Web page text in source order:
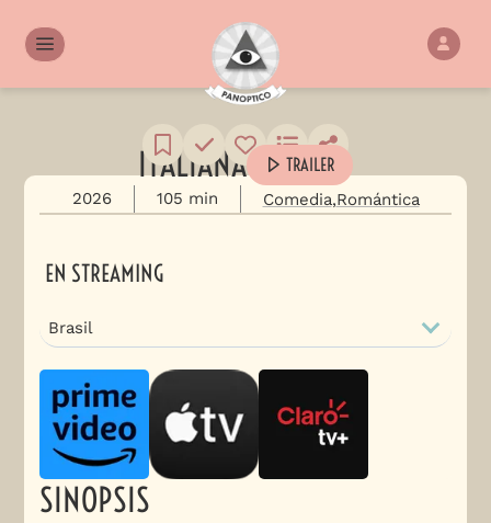
ITALIANA TRAILER
2026 105 min Comedia Romántica
SINOPSIS
EN STREAMING
Brasil